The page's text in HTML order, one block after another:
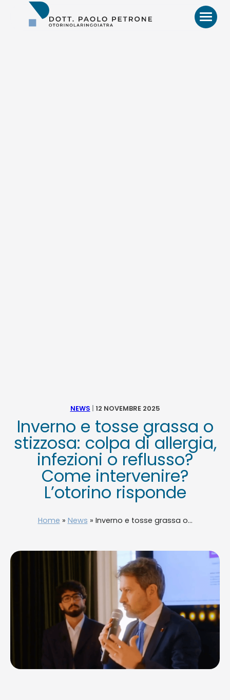
Otorino
NEWS 12 NOVEMBRE 2025
Inverno e tosse grassa o
stizzosa: colpa di allergia,
infezioni o reflusso?
Come intervenire?
L’otorino risponde
Home » News » Inverno e tosse grassa o...